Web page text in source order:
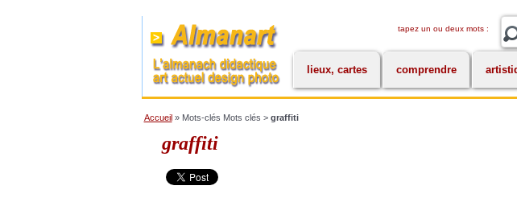
tapez un ou deux mots :
lieux, cartes comprendre
Accueil» Mots-clés Mots clés > graffiti
graffiti